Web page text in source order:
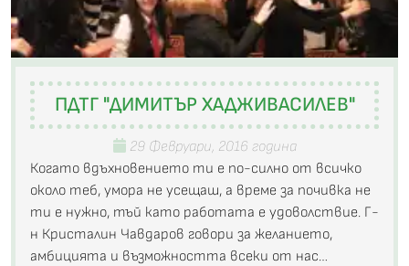
ПДТГ "ДИМИТЪР ХАДЖИВАСИЛЕВ"
29 Февруари, 2016 година
Когато вдъхновението ти е по-силно от всичко
около теб, умора не усещаш, а време за почивка не
ти е нужно, тъй като работата е удоволствие. Г-
н Кристалин Чавдаров говори за желанието,
амбицията и възможността всеки от нас…